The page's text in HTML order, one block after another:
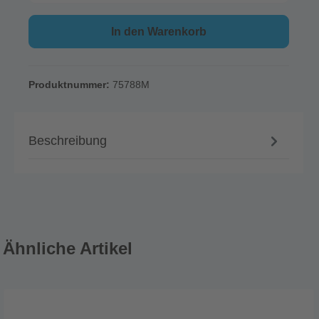
In den Warenkorb
Produktnummer: 75788M
Beschreibung
Ähnliche Artikel